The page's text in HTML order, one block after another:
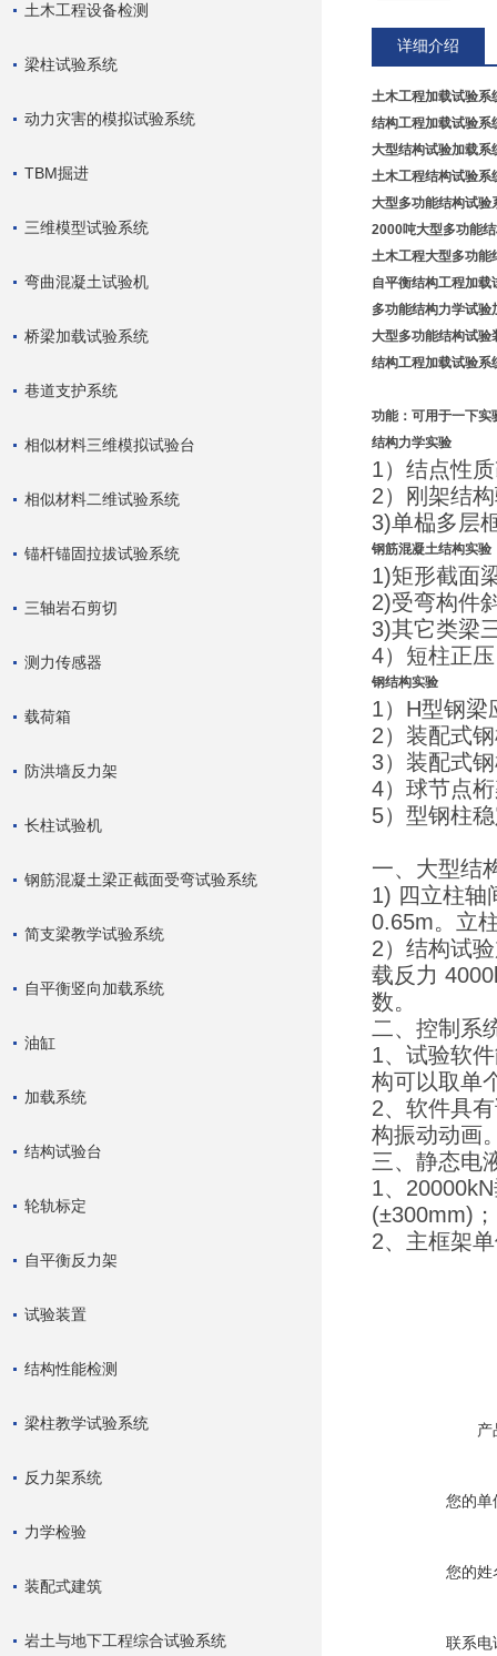
土木工程设备检测
梁柱试验系统
动力灾害的模拟试验系统
TBM掘进
三维模型试验系统
弯曲混凝土试验机
桥梁加载试验系统
巷道支护系统
相似材料三维模拟试验台
相似材料二维试验系统
锚杆锚固拉拔试验系统
三轴岩石剪切
测力传感器
载荷箱
防洪墙反力架
长柱试验机
钢筋混凝土梁正截面受弯试验系统
简支梁教学试验系统
自平衡竖向加载系统
油缸
加载系统
结构试验台
轮轨标定
自平衡反力架
试验装置
结构性能检测
梁柱教学试验系统
反力架系统
力学检验
装配式建筑
岩土与地下工程综合试验系统
详细介绍
土木工程加载试验系
结构工程加载试验系
大型结构试验加载系
土木工程结构试验系
大型多功能结构试验
2000吨大型多功能
土木工程大型多功能
自平衡结构工程加载
多功能结构力学试验
大型多功能结构试验
结构工程加载试验系
功能：可用于一下实
结构力学实验
1）结点性
2）刚架结
3)单榀多层
钢筋混凝土结构实验
1)矩形截面
2)受弯构件
3)其它类梁
4）短柱正
钢结构实验
1）H型钢梁
2）装配式
3）装配式
4）球节点
5）型钢柱
一、大型结
1) 四立柱轴
0.65m。立
2）结构试
载反力
数。
二、控制系
1、试验软
构可以取单
2、软件具
构振动动画
三、静态电
1、
(±300mm)
2、主框架
产
您的单
您的姓
联系电